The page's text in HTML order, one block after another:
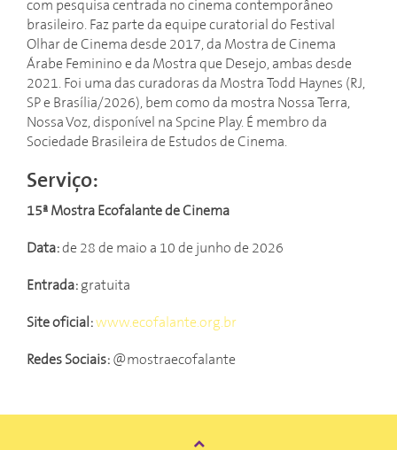
com pesquisa centrada no cinema contemporâneo
brasileiro. Faz parte da equipe curatorial do Festival
Olhar de Cinema desde 2017, da Mostra de Cinema
Árabe Feminino e da Mostra que Desejo, ambas desde
2021. Foi uma das curadoras da Mostra Todd Haynes (RJ,
SP e Brasília/2026), bem como da mostra Nossa Terra,
Nossa Voz, disponível na Spcine Play. É membro da
Sociedade Brasileira de Estudos de Cinema.
Serviço:
15ª Mostra Ecofalante de Cinema
Data:de 28 de maio a 10 de junho de 2026
Entrada: gratuita
Site oficial:www.ecofalante.org.br
Redes Sociais: @mostraecofalante